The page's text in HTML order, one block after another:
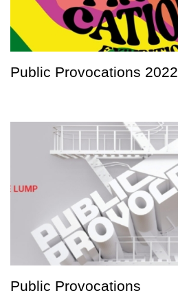
Public Provocations 2022
Public Provocations